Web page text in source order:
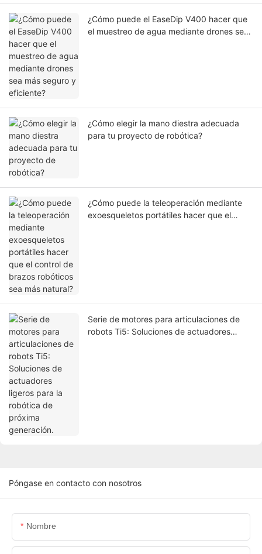
¿Cómo puede el EaseDip V400 hacer que
el muestreo de agua mediante drones sea
¿Cómo elegir la mano diestra adecuada
para tu proyecto de robótica?
¿Cómo puede la teleoperación mediante
exoesqueletos portátiles hacer que el
Serie de motores para articulaciones de
robots Ti5: Soluciones de actuadores
Póngase en contacto con nosotros
Nombre